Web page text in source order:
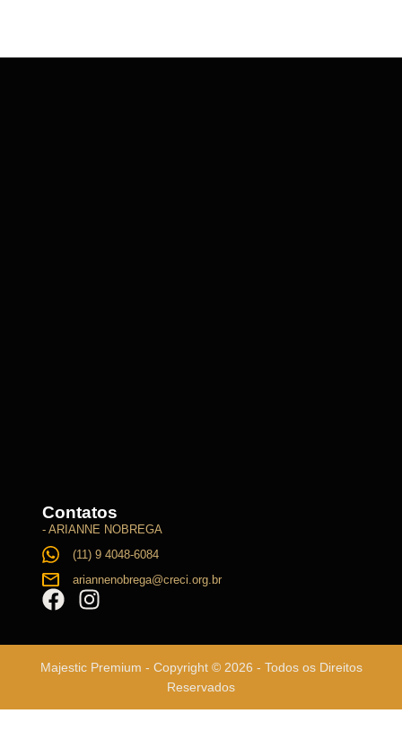
Contatos
- ARIANNE NOBREGA
(11) 9 4048-6084
ariannenobrega@creci.org.br
Majestic Premium - Copyright © 2026 - Todos os Direitos
Reservados